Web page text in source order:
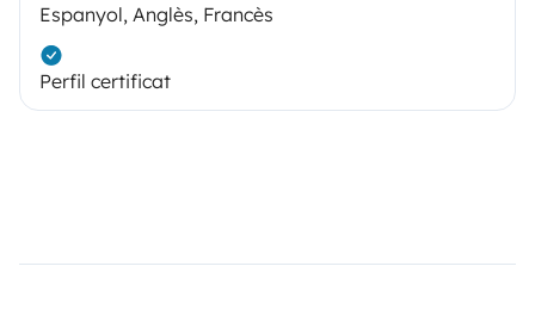
Espanyol, Anglès, Francès
Perfil certificat